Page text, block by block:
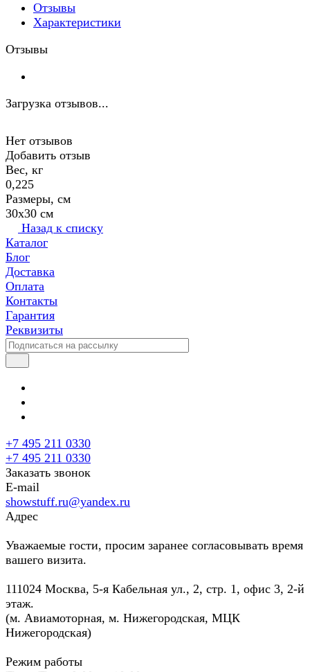
Отзывы
Характеристики
Отзывы
Загрузка отзывов...
Нет отзывов
Добавить отзыв
Вес, кг
0,225
Размеры, см
30х30 см
Назад к списку
Каталог
Блог
Доставка
Оплата
Контакты
Гарантия
Реквизиты
+7 495 211 0330
+7 495 211 0330
Заказать звонок
E-mail
showstuff.ru@yandex.ru
Адрес
Уважаемые гости, просим заранее согласовывать время
вашего визита.
111024 Москва, 5-я Кабельная ул., 2, стр. 1, офис 3, 2-й
этаж.
(м. Авиамоторная, м. Нижегородская, МЦК
Нижегородская)
Режим работы